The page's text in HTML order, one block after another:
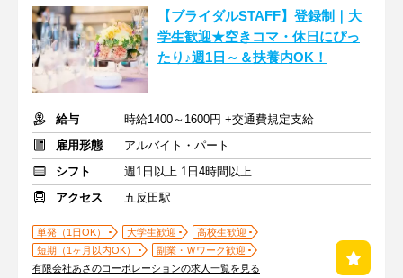
【ブライダルSTAFF】登録制｜大
学生歓迎★空きコマ・休日にぴっ
たり♪週1日～＆扶養内OK！
給与
時給1400～1600円 +交通費規定支給
雇用形態
アルバイト・パート
シフト
週1日以上 1日4時間以上
アクセス
五反田駅
単発（1日OK） 大学生歓迎
高校生歓迎
短期（1ヶ月以内OK）
副業・Ｗワーク歓迎
有限会社あさのコーポレーションの求人一覧を見る